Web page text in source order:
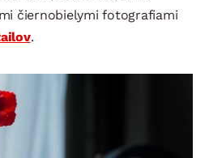
čiernobielymi fotografiami
.